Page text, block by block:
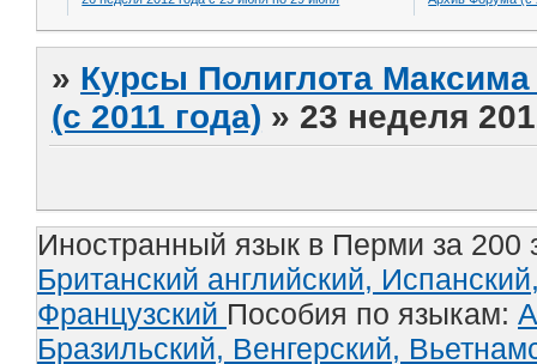
» Курсы Полиглота
(с 2011 года) » 23 неделя
Иностранный язык в Перми за 200
Британский английский,
Французский Пособия по языкам:
Бразильский, Венгерский,